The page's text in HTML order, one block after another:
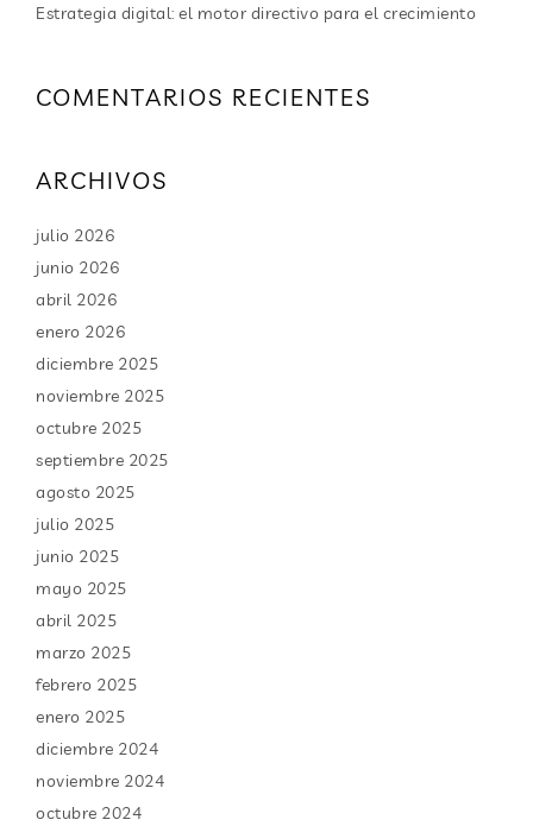
Estrategia digital: el motor directivo para el crecimiento
COMENTARIOS RECIENTES
ARCHIVOS
julio 2026
junio 2026
abril 2026
enero 2026
diciembre 2025
noviembre 2025
octubre 2025
septiembre 2025
agosto 2025
julio 2025
junio 2025
mayo 2025
abril 2025
marzo 2025
febrero 2025
enero 2025
diciembre 2024
noviembre 2024
octubre 2024